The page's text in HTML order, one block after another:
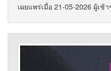
เผยแพร่เมื่อ 21-05-2026 ผู้เช้